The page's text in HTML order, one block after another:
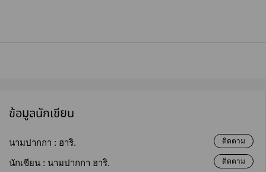
ข้อมูลนักเขียน
นามปากกา : ฮาริ. ติดตาม
นักเขียน : นามปากกา ฮาริ. ติดตาม